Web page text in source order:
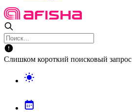
Слишком короткий поисковый запрос